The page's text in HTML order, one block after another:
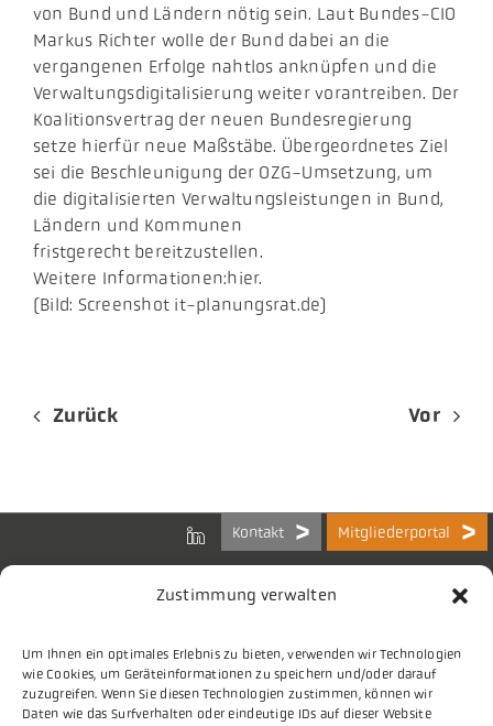
Zustimmung verwalten
Um Ihnen ein optimales Erlebnis zu bieten, verwenden wir Technologien
wie Cookies, um Geräteinformationen zu speichern und/oder darauf
zuzugreifen. Wenn Sie diesen Technologien zustimmen, können wir
Daten wie das Surfverhalten oder eindeutige IDs auf dieser Website
von Bund und Ländern nötig sein. Laut Bundes-CIO
Markus Richter wolle der Bund dabei an die
vergangenen Erfolge nahtlos anknüpfen und die
Verwaltungsdigitalisierung weiter vorantreiben. Der
Koalitionsvertrag der neuen Bundesregierung
setze hierfür neue Maßstäbe. Übergeordnetes Ziel
sei die Beschleunigung der OZG-Umsetzung, um
die digitalisierten Verwaltungsleistungen in Bund,
Ländern und Kommunen
fristgerecht bereitzustellen.
Weitere Informationen:hier.
(Bild: Screenshot it-planungsrat.de)
Zurück Vor
Kontakt Mitgliederportal
Bundes-Arbeitsgemeinschaft
der Kommunalen IT-Dienstleister e.V.
Charlottenstraße 65
10117 Berlin